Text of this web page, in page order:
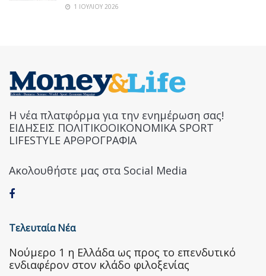
1 ΙΟΥΛΊΟΥ 2026
Η νέα πλατφόρμα για την ενημέρωση σας!
ΕΙΔΗΣΕΙΣ ΠΟΛΙΤΙΚΟΟΙΚΟΝΟΜΙΚΑ SPORT
LIFESTYLE ΑΡΘΡΟΓΡΑΦΙΑ
Ακολουθήστε μας στα Social Media
Τελευταία Νέα
Nούμερο 1 η Ελλάδα ως προς το επενδυτικό
ενδιαφέρον στον κλάδο φιλοξενίας